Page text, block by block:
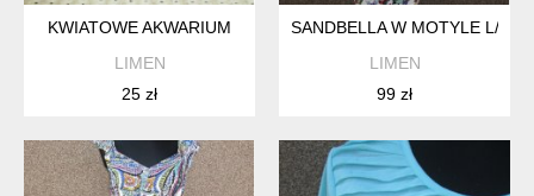
KWIATOWE AKWARIUM
LIMEN
25 zł
SANDBELLA W MOTYLE L/
LIMEN
99 zł